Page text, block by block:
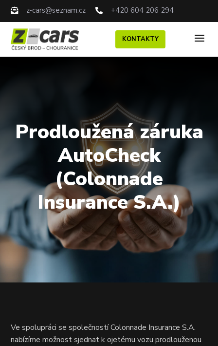
 z-cars@seznam.cz  +420 604 206 294
KONTAKTY a
Prodloužená záruka
AutoCheck
(Colonnade
Insurance S.A.)
Ve spolupráci se společností Colonnade Insurance S.A.
nabízíme možnost sjednat k ojetému vozu prodlouženou